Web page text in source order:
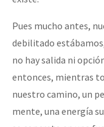
Pues mucho antes,
debilitado
no hay salida ni
entonces, mientras
nuestro camino, un
mente, una energía